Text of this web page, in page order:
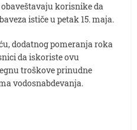
obaveštavaju korisnike da
ističe u petak 15. maja.
dodatnog pomeranja roka
da iskoriste ovu
troškove prinudne
vodosnabdevanja.